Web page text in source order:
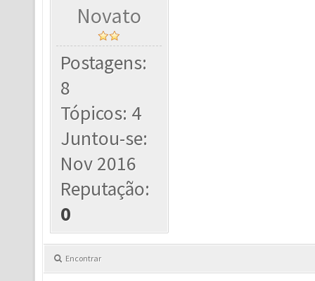
Novato
Postagens:
8
Tópicos: 4
Juntou-se:
Nov 2016
Reputação:
0
Encontrar